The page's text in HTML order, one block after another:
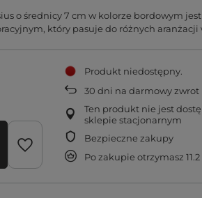
o średnicy 7 cm w kolorze bordowym jest
który pasuje do różnych aranżacji
Produkt niedostępny
30 dni na darmowy zwrot
Ten produkt nie jest
sklepie stacjonarnym
Bezpieczne zakupy
Po zakupie otrzymasz